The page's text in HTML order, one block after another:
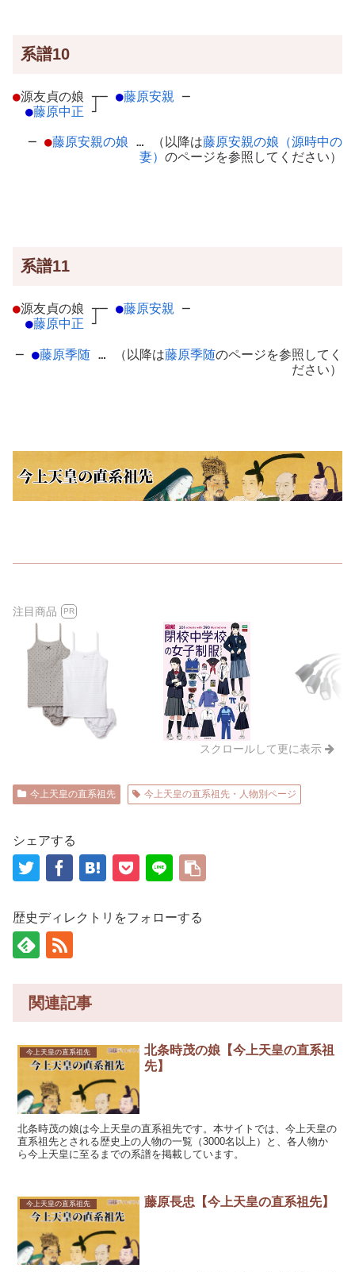
系譜10
●源友貞の娘 ┬
●藤原中正 ┘
─ ●藤原安親 ─
─ ●藤原安親の娘 … （以降は藤原安親の娘（源時中の
妻） のページを参照してください）
系譜11
●源友貞の娘 ┬
●藤原中正 ┘
─ ●藤原安親 ─
─ ●藤原季随 … （以降は藤原季随のページを参照してく
ださい）
注目商品 PR
スクロールして更に表示
今上天皇の直系祖先 今上天皇の直系祖先・人物別ページ
シェアする
歴史ディレクトリをフォローする
関連記事
今上天皇の直系祖先
北条時茂の娘【今上天皇の直系祖
先】
北条時茂の娘は今上天皇の直系祖先です。本サイトでは、今上天皇の
直系祖先とされる歴史上の人物の一覧（3000名以上）と、各人物か
ら今上天皇に至るまでの系譜を掲載しています。
今上天皇の直系祖先 藤原長忠【今上天皇の直系祖先】